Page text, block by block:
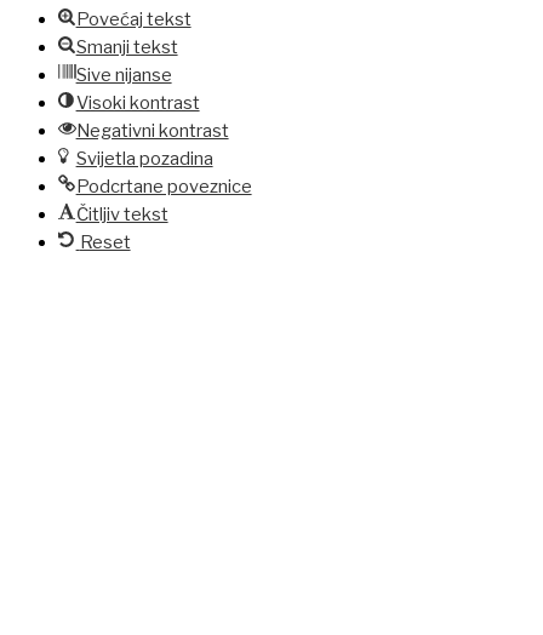
Povećaj tekst
Smanji tekst
Sive nijanse
Visoki kontrast
Negativni kontrast
Svijetla pozadina
Podcrtane poveznice
Čitljiv tekst
Reset